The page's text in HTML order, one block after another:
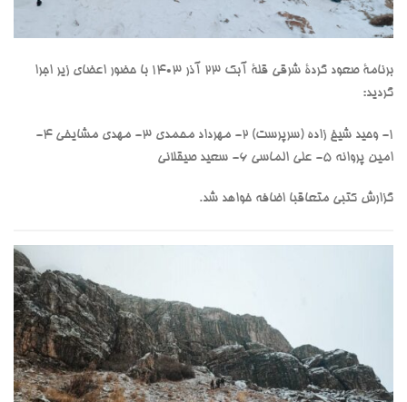
برنامۀ صعود گردۀ شرقی قلۀ آبک ۲۳ آذر ۱۴۰۳ با حضور اعضای زیر اجرا
گردید:
۱- وحید شیخ زاده (سرپرست) ۲- مهرداد محمدی ۳- مهدی مشایخی ۴-
امین پروانه ۵- علی الماسی ۶- سعید صیقلانی
گزارش کتبی متعاقبا اضافه خواهد شد.